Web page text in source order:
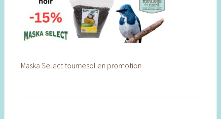
Maska Select tournesol en promotion